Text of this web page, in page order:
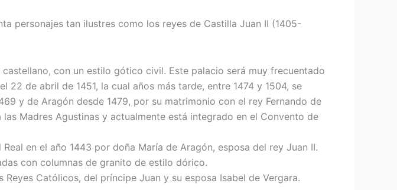
personajes tan ilustres como los reyes de Castilla Juan II (1405-
con un estilo gótico civil. Este palacio será muy frecuentado
de abril de 1451, la cual años más tarde, entre 1474 y 1504, se
y de Aragón desde 1479, por su matrimonio con el rey Fernando de
Madres Agustinas y actualmente está integrado en el Convento de
en el año 1443 por doña María de Aragón, esposa del rey Juan II.
con columnas de granito de estilo dórico.
Católicos, del príncipe Juan y su esposa Isabel de Vergara.